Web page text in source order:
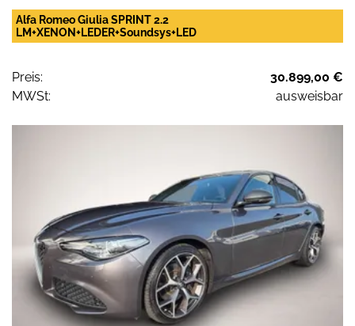
Alfa Romeo Giulia SPRINT 2.2
LM+XENON+LEDER+Soundsys+LED
Preis:
30.899,00 €
MWSt:
ausweisbar